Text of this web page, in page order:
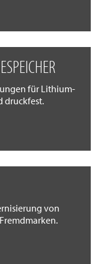
für Lithium-
druckfest.
von